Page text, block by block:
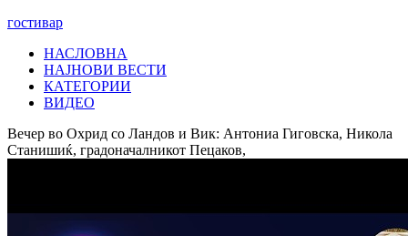
гостивар
НАСЛОВНА
НАЈНОВИ ВЕСТИ
КАТЕГОРИИ
ВИДЕО
Вечер во Охрид со Ландов и Вик: Антониа Гиговска, Никола
Станишиќ, градоначалникот Пецаков,